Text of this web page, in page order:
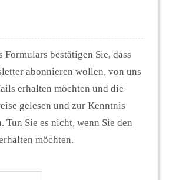
Formulars bestätigen Sie, dass
abonnieren wollen, von uns
erhalten möchten und die
gelesen und zur Kenntnis
Tun Sie es nicht, wenn Sie den
möchten.